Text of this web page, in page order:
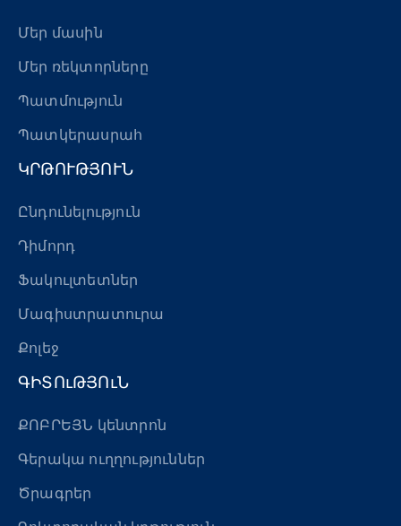
Մեր մասին
Մեր ռեկտորները
Պատմություն
Պատկերասրահ
ԿՐԹՈՒԹՅՈՒՆ
Ընդունելություն
Դիմորդ
Ֆակուլտետներ
Մագիստրատուրա
Քոլեջ
ԳԻՏՈւԹՅՈւՆ
ՔՈԲՐԵՅՆ կենտրոն
Գերակա ուղղություններ
Ծրագրեր